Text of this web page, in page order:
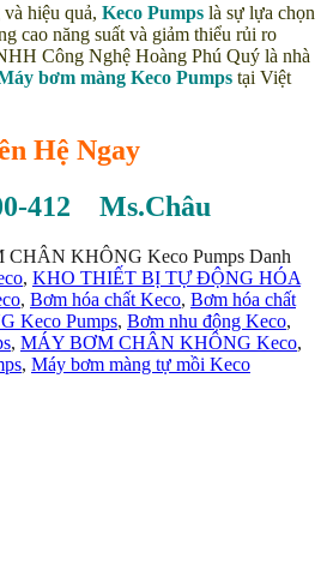
hiệu quả, Keco Pumps là sự lựa chọn
cao năng suất và giảm thiểu rủi ro
Công Nghệ Hoàng Phú Quý là nhà
bơm màng Keco Pumps tại Việt
Hệ Ngay
412 Ms.Châu
CHÂN KHÔNG Keco Pumps Danh
, KHO THIẾT BỊ TỰ ĐỘNG HÓA
, Bơm hóa chất Keco, Bơm hóa chất
Keco Pumps, Bơm nhu động Keco,
, MÁY BƠM CHÂN KHÔNG Keco,
, Máy bơm màng tự mồi Keco